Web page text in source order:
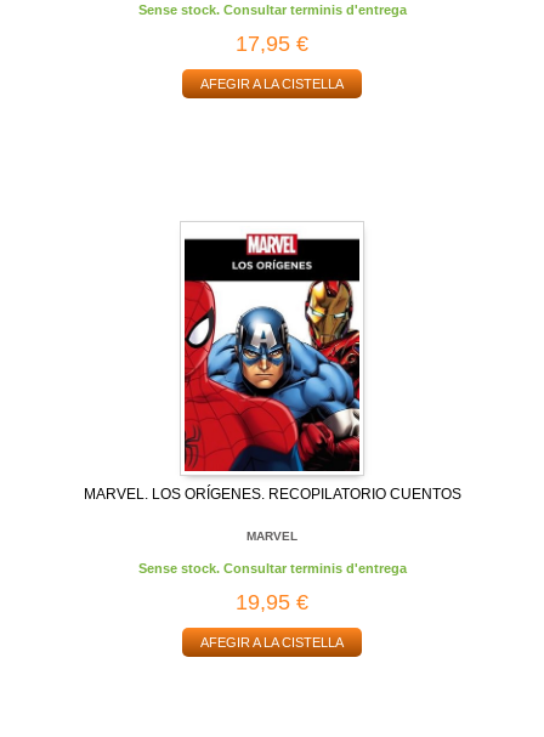
Sense stock. Consultar terminis d'entrega
17,95 €
AFEGIR A LA CISTELLA
MARVEL. LOS ORÍGENES. RECOPILATORIO CUENTOS
MARVEL
Sense stock. Consultar terminis d'entrega
19,95 €
AFEGIR A LA CISTELLA